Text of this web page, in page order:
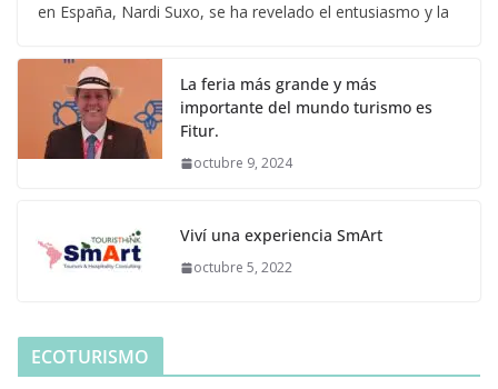
en España, Nardi Suxo, se ha revelado el entusiasmo y la
La feria más grande y más
importante del mundo turismo es
Fitur.
octubre 9, 2024
Viví una experiencia SmArt
octubre 5, 2022
ECOTURISMO